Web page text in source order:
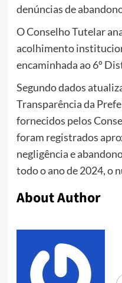
denúncias de
O Conselho Tutelar
acolhimento
encaminhada ao 6º
Segundo dados
Transparência da
fornecidos pelos
foram registrados
negligência e
todo o ano de 2024, o
About Author